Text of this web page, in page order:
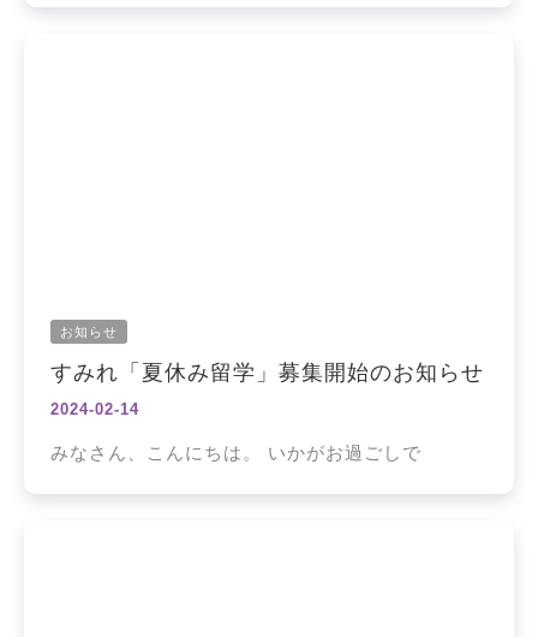
お知らせ
すみれ「夏休み留学」募集開始のお知らせ
2024-02-14
みなさん、こんにちは。 いかがお過ごしで